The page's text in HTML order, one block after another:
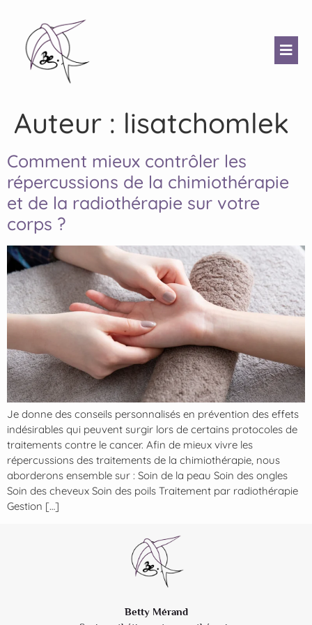
Auteur : lisatchomlek
Comment mieux contrôler les
répercussions de la chimiothérapie
et de la radiothérapie sur votre
corps ?
Je donne des conseils personnalisés en prévention des effets
indésirables qui peuvent surgir lors de certains protocoles de
traitements contre le cancer. Afin de mieux vivre les
répercussions des traitements de la chimiothérapie, nous
aborderons ensemble sur : Soin de la peau Soin des ongles
Soin des cheveux Soin des poils Traitement par radiothérapie
Gestion […]
Betty Mérand